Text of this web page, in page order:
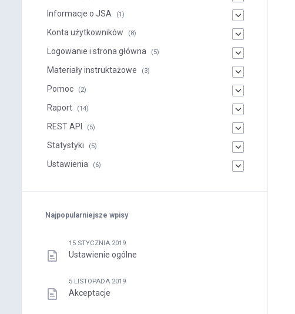
Informacje o JSA (1)
Konta użytkowników (8)
Logowanie i strona główna (5)
Materiały instruktażowe (3)
Pomoc (2)
Raport (14)
REST API (5)
Statystyki (5)
Ustawienia (6)
Najpopularniejsze wpisy
15 STYCZNIA 2019
Ustawienie ogólne
5 LISTOPADA 2019
Akceptacje